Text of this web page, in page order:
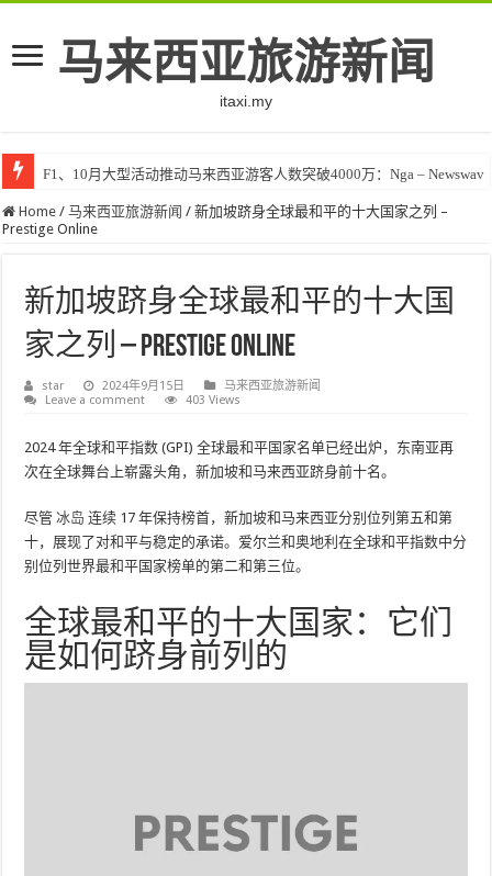
马来西亚旅游新闻
itaxi.my
F1、10月大型活动推动马来西亚游客人数突破4000万：Nga – Newswav
Home / 马来西亚旅游新闻 / 新加坡跻身全球最和平的十大国家之列 –
Prestige Online
新加坡跻身全球最和平的十大国
家之列 – Prestige Online
star 2024年9月15日
马来西亚旅游新闻
Leave a comment
403 Views
2024 年全球和平指数 (GPI) 全球最和平国家名单已经出炉，东南亚再
次在全球舞台上崭露头角，新加坡和马来西亚跻身前十名。
尽管 冰岛 连续 17 年保持榜首，新加坡和马来西亚分别位列第五和第
十，展现了对和平与稳定的承诺。爱尔兰和奥地利在全球和平指数中分
别位列世界最和平国家榜单的第二和第三位。
全球最和平的十大国家：它们
是如何跻身前列的